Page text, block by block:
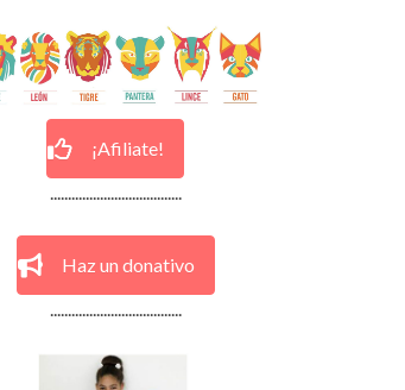
¡Afiliate!
Haz un donativo